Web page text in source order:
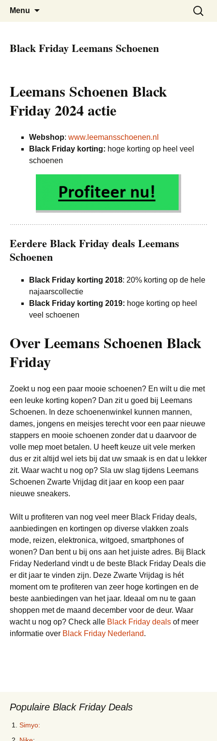
Black Friday Super SALE
De beste kortingen bij elkaar!
Menu
Zoeken
naar:
Black Friday Leemans Schoenen
Leemans Schoenen Black
Friday 2024 actie
Webshop: www.leemansschoenen.nl
Black Friday korting: hoge korting op heel veel
schoenen
Eerdere Black Friday deals Leemans
Schoenen
Black Friday korting 2018: 20% korting op de hele
najaarscollectie
Black Friday korting 2019: hoge korting op heel
veel schoenen
Over Leemans Schoenen Black
Friday
Zoekt u nog een paar mooie schoenen? En wilt u die met
een leuke korting kopen? Dan zit u goed bij Leemans
Schoenen. In deze schoenenwinkel kunnen mannen,
dames, jongens en meisjes terecht voor een paar nieuwe
stappers en mooie schoenen zonder dat u daarvoor de
volle mep moet betalen. U heeft keuze uit vele merken
dus er zit altijd wel iets bij dat uw smaak is en dat u lekker
zit. Waar wacht u nog op? Sla uw slag tijdens Leemans
Schoenen Zwarte Vrijdag dit jaar en koop een paar
nieuwe sneakers.
Wilt u profiteren van nog veel meer Black Friday deals,
aanbiedingen en kortingen op diverse vlakken zoals
mode, reizen, elektronica, witgoed, smartphones of
wonen? Dan bent u bij ons aan het juiste adres. Bij Black
Friday Nederland vindt u de beste Black Friday Deals die
er dit jaar te vinden zijn. Deze Zwarte Vrijdag is hét
moment om te profiteren van zeer hoge kortingen en de
beste aanbiedingen van het jaar. Ideaal om nu te gaan
shoppen met de maand december voor de deur. Waar
wacht u nog op? Check alle Black Friday deals of meer
informatie over Black Friday Nederland.
Populaire Black Friday Deals
Simyo: